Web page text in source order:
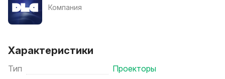
проекторов
Компания
Характеристики
Тип
Проекторы